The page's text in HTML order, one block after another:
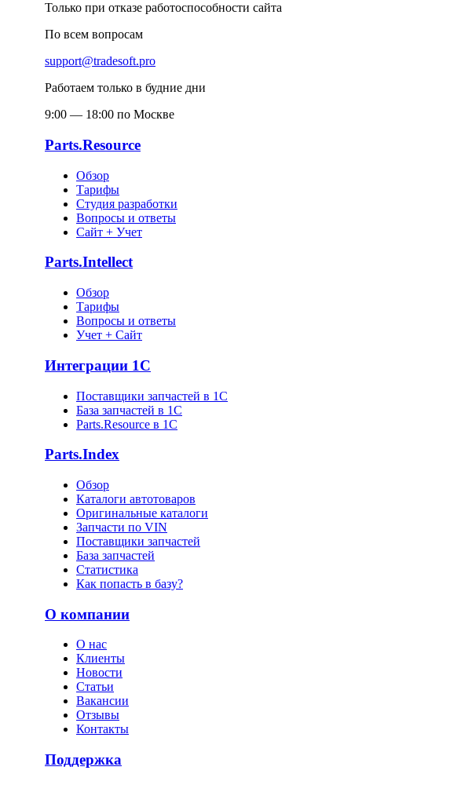
Только при отказе работоспособности сайта
По всем вопросам
support@tradesoft.pro
Работаем только в будние дни
9:00 — 18:00 по Москве
Parts.Resource
Обзор
Тарифы
Студия разработки
Вопросы и ответы
Сайт + Учет
Parts.Intellect
Обзор
Тарифы
Вопросы и ответы
Учет + Сайт
Интеграции 1С
Поставщики запчастей в 1C
База запчастей в 1С
Parts.Resource в 1C
Parts.Index
Обзор
Каталоги автотоваров
Оригинальные каталоги
Запчасти по VIN
Поставщики запчастей
База запчастей
Статистика
Как попасть в базу?
О компании
О нас
Клиенты
Новости
Статьи
Вакансии
Отзывы
Контакты
Поддержка